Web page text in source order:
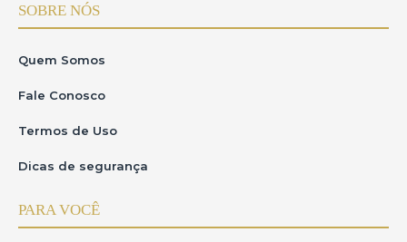
SOBRE NÓS
Quem Somos
Fale Conosco
Termos de Uso
Dicas de segurança
PARA VOCÊ